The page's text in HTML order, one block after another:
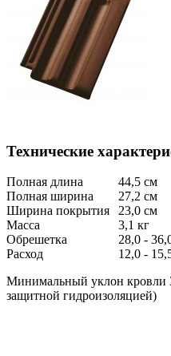
Технические
Полная длина
44,5 см
Полная ширина
27,2 см
Ширина покрытия
23,0 см
Масса
3,1 кг
Обрешетка
28,0 -
Расход
12,0 -
Минимальный уклон кровли
защитной гидроизоляцией)